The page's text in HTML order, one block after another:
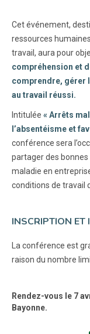
Cet événement,
ressources
travail, aura pour
compréhension et
comprendre, gérer
au travail réussi.
Intitulée « Arrêts
l’absentéisme et
conférence sera
partager des
maladie en
conditions de travail
INSCRIPTION ET
La conférence est
raison du nombre
Rendez-vous le 7
Bayonne.